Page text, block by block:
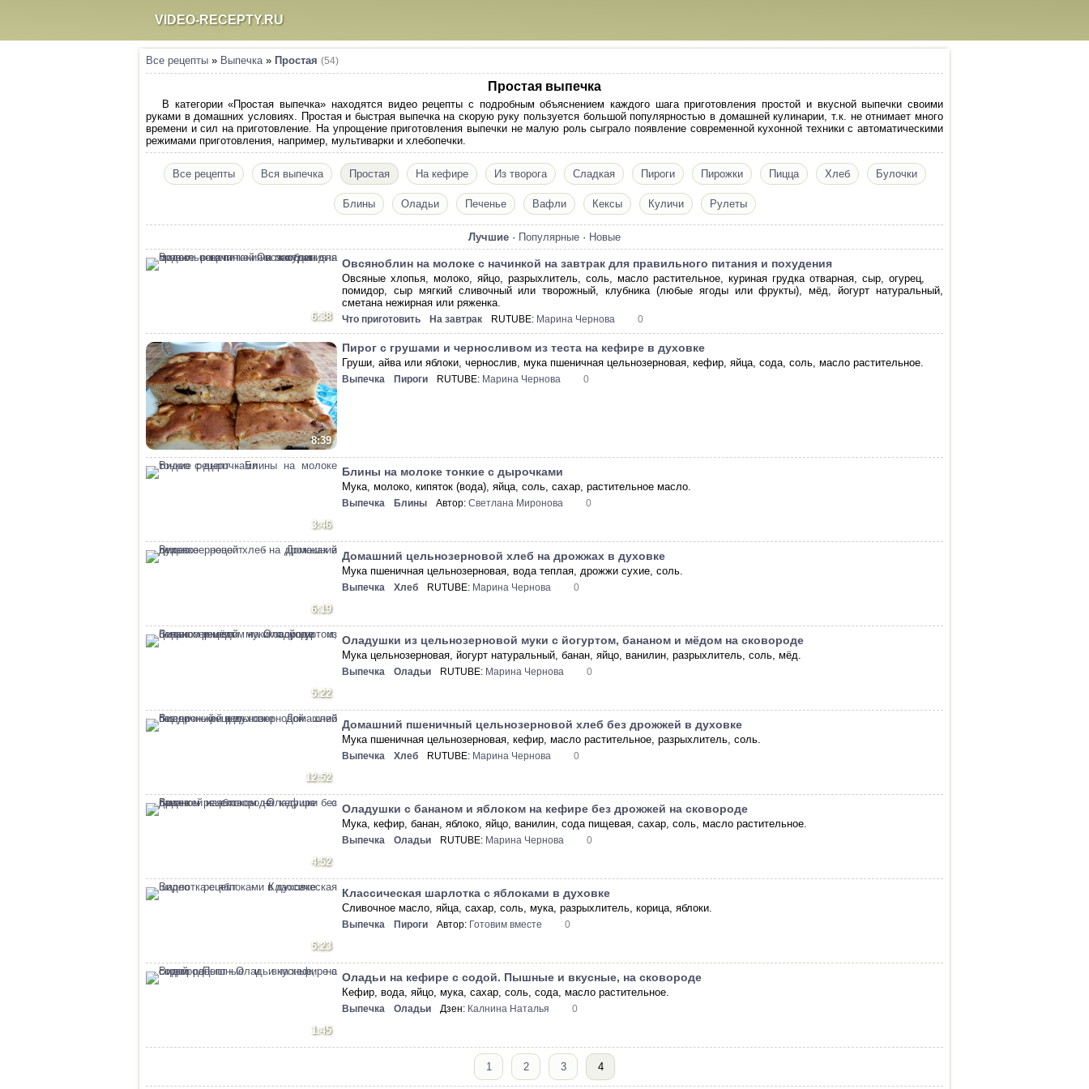
VIDEO-RECEPTY.RU
Все рецепты » Выпечка» Простая (54)
Простая выпечка
В категории «Простая выпечка» находятся видео рецепты с подробным объяснением каждого шага приготовления простой и вкусной выпечки своими
руками в домашних условиях. Простая и быстрая выпечка на скорую руку пользуется большой популярностью в домашней кулинарии, т.к. не отнимает много
времени и сил на приготовление. На упрощение приготовления выпечки не малую роль сыграло появление современной кухонной техники с автоматическими
режимами приготовления, например, мультиварки и хлебопечки.
Все рецепты Вся выпечка Простая На кефире Из творога Сладкая Пироги Пирожки Пицца Хлеб Булочки
Блины Оладьи Печенье Вафли Кексы Куличи Рулеты
Лучшие · Популярные · Новые
6:38
Овсяноблин на молоке с начинкой на завтрак для правильного питания и похудения
Овсяные хлопья, молоко, яйцо, разрыхлитель, соль, масло растительное, куриная грудка отварная, сыр, огурец,
помидор, сыр мягкий сливочный или творожный, клубника (любые ягоды или фрукты), мёд, йогурт натуральный,
сметана нежирная или ряженка.
Что приготовить На завтрак RUTUBE: Марина Чернова 0
8:39
Пирог с грушами и черносливом из теста на кефире в духовке
Груши, айва или яблоки, чернослив, мука пшеничная цельнозерновая, кефир, яйца, сода, соль, масло растительное.
Выпечка Пироги RUTUBE: Марина Чернова 0
3:46
Блины на молоке тонкие с дырочками
Мука, молоко, кипяток (вода), яйца, соль, сахар, растительное масло.
Выпечка Блины Автор:Светлана Миронова 0
6:19
Домашний цельнозерновой хлеб на дрожжах в духовке
Мука пшеничная цельнозерновая, вода теплая, дрожжи сухие, соль.
Выпечка Хлеб RUTUBE: Марина Чернова 0
5:22
Оладушки из цельнозерновой муки с йогуртом, бананом и мёдом на сковороде
Мука цельнозерновая, йогурт натуральный, банан, яйцо, ванилин, разрыхлитель, соль, мёд.
Выпечка Оладьи RUTUBE: Марина Чернова 0
12:52
Домашний пшеничный цельнозерновой хлеб без дрожжей в духовке
Мука пшеничная цельнозерновая, кефир, масло растительное, разрыхлитель, соль.
Выпечка Хлеб RUTUBE: Марина Чернова 0
4:52
Оладушки с бананом и яблоком на кефире без дрожжей на сковороде
Мука, кефир, банан, яблоко, яйцо, ванилин, сода пищевая, сахар, соль, масло растительное.
Выпечка Оладьи RUTUBE: Марина Чернова 0
5:23
Классическая шарлотка с яблоками в духовке
Сливочное масло, яйца, сахар, соль, мука, разрыхлитель, корица, яблоки.
Выпечка Пироги Автор: Готовим вместе 0
1:45
Оладьи на кефире с содой. Пышные и вкусные, на сковороде
Кефир, вода, яйцо, мука, сахар, соль, сода, масло растительное.
Выпечка Оладьи Дзен: Калнина Наталья 0
1 2 3 4